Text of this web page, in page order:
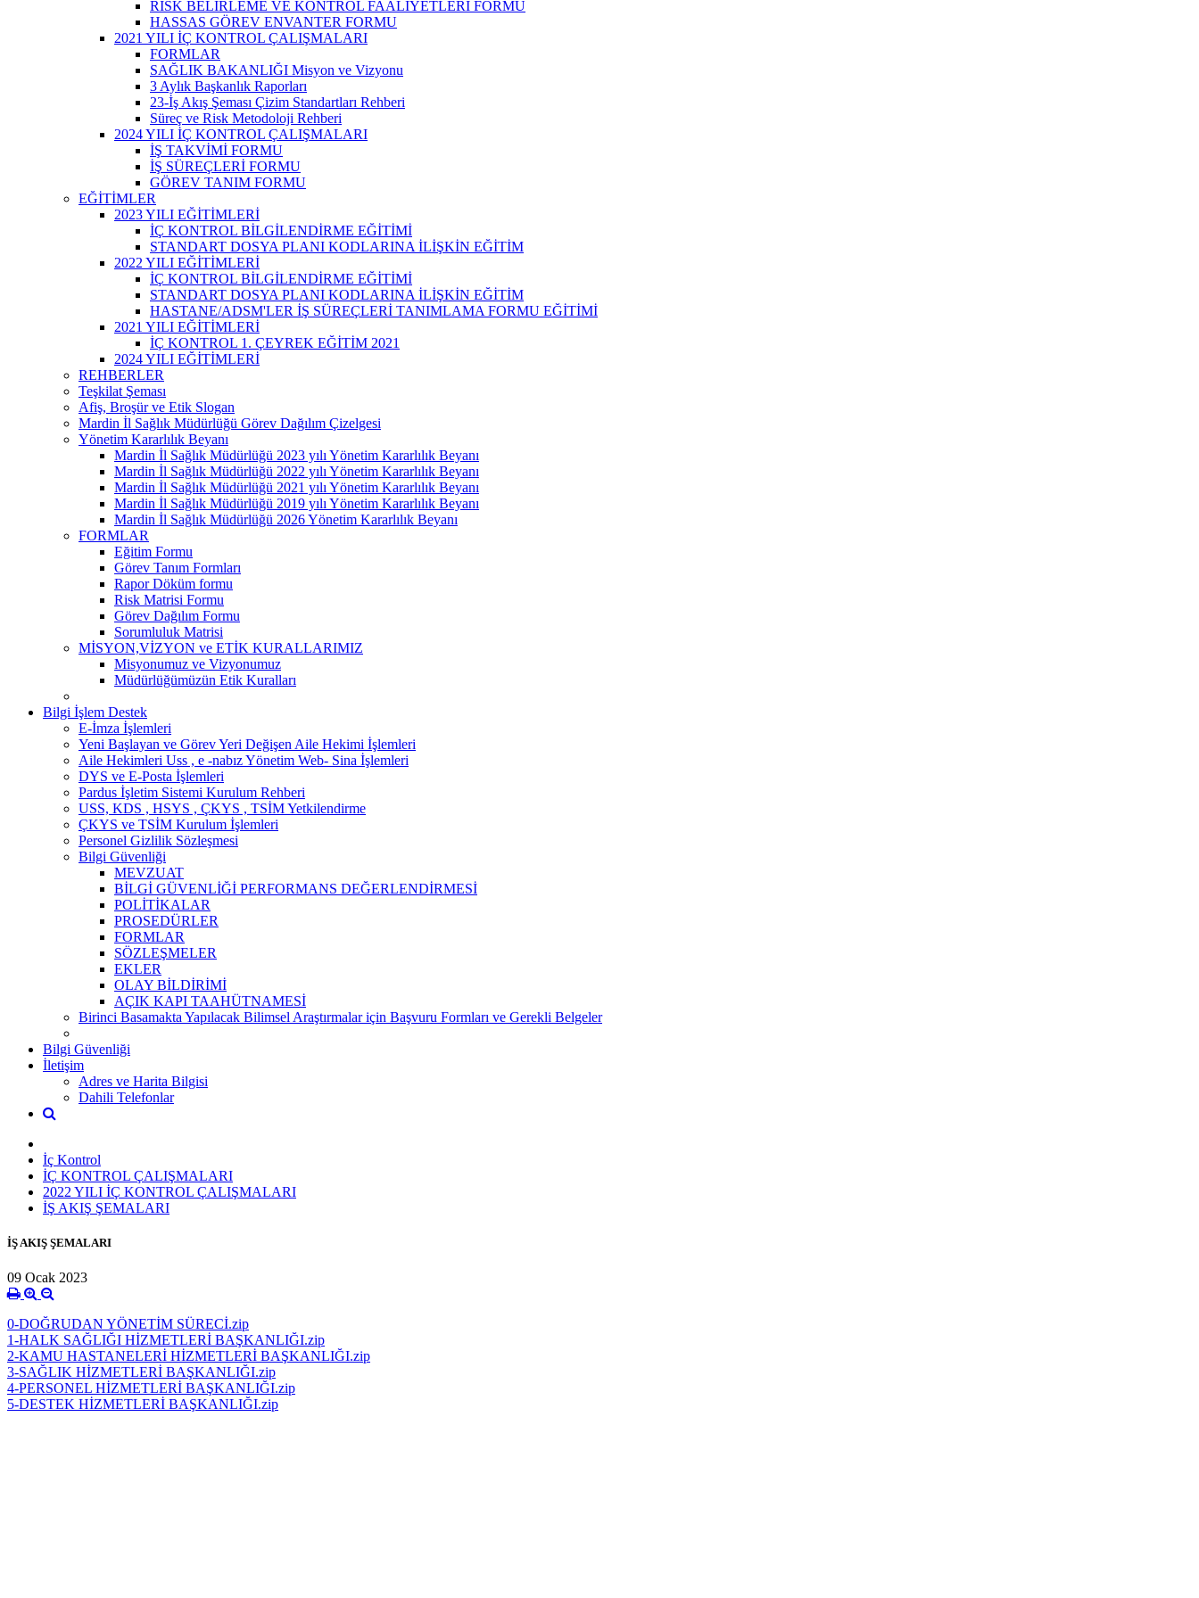
RİSK BELİRLEME VE KONTROL FAALİYETLERİ FORMU
HASSAS GÖREV ENVANTER FORMU
2021 YILI İÇ KONTROL ÇALIŞMALARI
FORMLAR
SAĞLIK BAKANLIĞI Misyon ve Vizyonu
3 Aylık Başkanlık Raporları
23-İş Akış Şeması Çizim Standartları Rehberi
Süreç ve Risk Metodoloji Rehberi
2024 YILI İÇ KONTROL ÇALIŞMALARI
İŞ TAKVİMİ FORMU
İŞ SÜREÇLERİ FORMU
GÖREV TANIM FORMU
EĞİTİMLER
2023 YILI EĞİTİMLERİ
İÇ KONTROL BİLGİLENDİRME EĞİTİMİ
STANDART DOSYA PLANI KODLARINA İLİŞKİN EĞİTİM
2022 YILI EĞİTİMLERİ
İÇ KONTROL BİLGİLENDİRME EĞİTİMİ
STANDART DOSYA PLANI KODLARINA İLİŞKİN EĞİTİM
HASTANE/ADSM'LER İŞ SÜREÇLERİ TANIMLAMA FORMU EĞİTİMİ
2021 YILI EĞİTİMLERİ
İÇ KONTROL 1. ÇEYREK EĞİTİM 2021
2024 YILI EĞİTİMLERİ
REHBERLER
Teşkilat Şeması
Afiş, Broşür ve Etik Slogan
Mardin İl Sağlık Müdürlüğü Görev Dağılım Çizelgesi
Yönetim Kararlılık Beyanı
Mardin İl Sağlık Müdürlüğü 2023 yılı Yönetim Kararlılık Beyanı
Mardin İl Sağlık Müdürlüğü 2022 yılı Yönetim Kararlılık Beyanı
Mardin İl Sağlık Müdürlüğü 2021 yılı Yönetim Kararlılık Beyanı
Mardin İl Sağlık Müdürlüğü 2019 yılı Yönetim Kararlılık Beyanı
Mardin İl Sağlık Müdürlüğü 2026 Yönetim Kararlılık Beyanı
FORMLAR
Eğitim Formu
Görev Tanım Formları
Rapor Döküm formu
Risk Matrisi Formu
Görev Dağılım Formu
Sorumluluk Matrisi
MİSYON,VİZYON ve ETİK KURALLARIMIZ
Misyonumuz ve Vizyonumuz
Müdürlüğümüzün Etik Kuralları
Bilgi İşlem Destek
E-İmza İşlemleri
Yeni Başlayan ve Görev Yeri Değişen Aile Hekimi İşlemleri
Aile Hekimleri Uss , e -nabız Yönetim Web- Sina İşlemleri
DYS ve E-Posta İşlemleri
Pardus İşletim Sistemi Kurulum Rehberi
USS, KDS , HSYS , ÇKYS , TSİM Yetkilendirme
ÇKYS ve TSİM Kurulum İşlemleri
Personel Gizlilik Sözleşmesi
Bilgi Güvenliği
MEVZUAT
BİLGİ GÜVENLİĞİ PERFORMANS DEĞERLENDİRMESİ
POLİTİKALAR
PROSEDÜRLER
FORMLAR
SÖZLEŞMELER
EKLER
OLAY BİLDİRİMİ
AÇIK KAPI TAAHÜTNAMESİ
Birinci Basamakta Yapılacak Bilimsel Araştırmalar için Başvuru Formları ve Gerekli Belgeler
Bilgi Güvenliği
İletişim
Adres ve Harita Bilgisi
Dahili Telefonlar
İç Kontrol
İÇ KONTROL ÇALIŞMALARI
2022 YILI İÇ KONTROL ÇALIŞMALARI
İŞ AKIŞ ŞEMALARI
İŞ AKIŞ ŞEMALARI
09 Ocak 2023
0-DOĞRUDAN YÖNETİM SÜRECİ.zip
1-HALK SAĞLIĞI HİZMETLERİ BAŞKANLIĞI.zip
2-KAMU HASTANELERİ HİZMETLERİ BAŞKANLIĞI.zip
3-SAĞLIK HİZMETLERİ BAŞKANLIĞI.zip
4-PERSONEL HİZMETLERİ BAŞKANLIĞI.zip
5-DESTEK HİZMETLERİ BAŞKANLIĞI.zip